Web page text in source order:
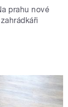
prahu nové